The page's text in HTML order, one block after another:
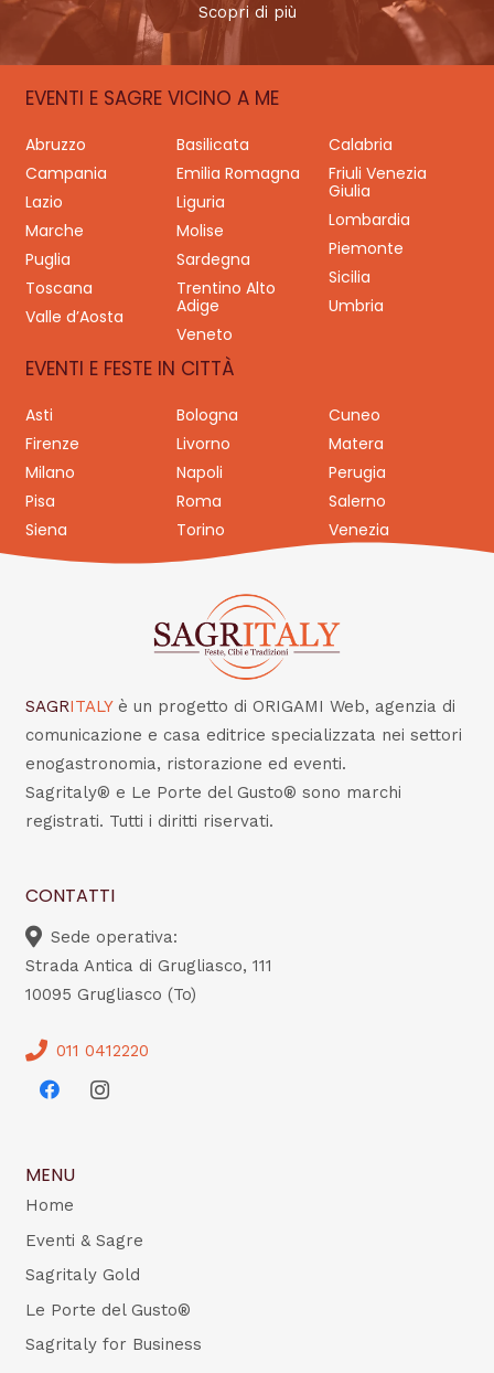
Scopri di più
EVENTI E SAGRE VICINO A ME
Abruzzo Basilicata
Calabria
Campania
Emilia Romagna
Friuli Venezia
Giulia
Lazio
Liguria
Lombardia
Marche
Molise
Piemonte
Puglia
Sardegna
Sicilia
Toscana
Trentino Alto
Adige
Umbria
Valle d’Aosta
Veneto
EVENTI E FESTE IN CITTÀ
Asti Bologna
Cuneo
Firenze
Livorno
Matera
Milano
Napoli
Perugia
Pisa
Roma
Salerno
Siena
Torino Venezia
SAGRITALY è un progetto di ORIGAMI Web, agenzia di
comunicazione e casa editrice specializzata nei settori
enogastronomia, ristorazione ed eventi.
Sagritaly® e Le Porte del Gusto® sono marchi
registrati. Tutti i diritti riservati.
CONTATTI
Sede operativa:
Strada Antica di Grugliasco, 111
10095 Grugliasco (To)
011 0412220
MENU
Home
Eventi & Sagre
Sagritaly Gold
Le Porte del Gusto®
Sagritaly for Business